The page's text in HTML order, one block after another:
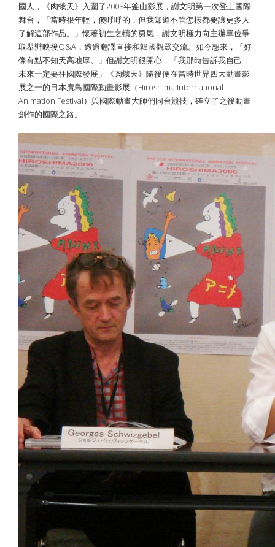
國人，《肉蛾天》入圍了2008年釜山影展，謝文明第一次登上國際
舞台，「當時很年輕，傻呼呼的，但我知道不管怎樣都要讓更多人
了解這部作品。」懷著初生之犢的勇氣，謝文明極力向主辦單位爭
取舉辦映後Q&A，透過翻譯直接和韓國觀眾交流。如今想來，「好
像有點不知天高地厚。」但謝文明很開心，「我那時告訴我自己，
未來一定要往國際發展」《肉蛾天》隨後便在當時世界四大動畫影
展之一的日本廣島國際動畫影展（Hiroshima International
Animation Festival）與國際動畫大師們同台競技，確立了之後動畫
創作的國際之路。